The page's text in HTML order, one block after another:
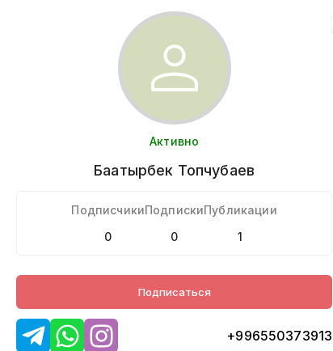
Активно
Баатырбек Топчубаев
Подписчики
0
Подписки
0
Публикации
1
Подписаться
+996550373913